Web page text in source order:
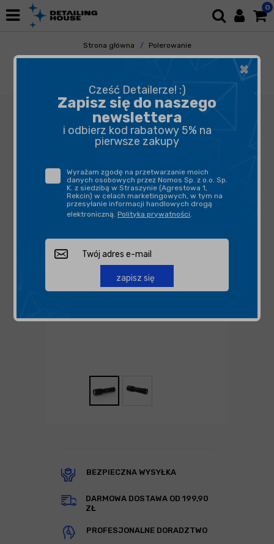
0
Strona główna
Polerowanie
Akcesoria Polerskie
Lampy Inspekcyjne
BEZPIECZNA WYSYŁKA
DARMOWA DOSTAWA OD 199,90
ZŁ
PROFESJONALNE DORADZTWO
×
Cześć Detailerze! :)
Zapisz się do naszego
newslettera
i odbierz kod rabatowy 5% na
pierwsze zakupy
Wyrażam zgodę na przetwarzanie moich
danych osobowych przez Nomos Sp. z o.o. Sp.
K. z siedzibą w Straszynie (Agrestowa 1,
Rekcin) w celach marketingowych, w tym na
przesyłanie informacji handlowych drogą
elektroniczną. Polityka prywatności.
zapisz się